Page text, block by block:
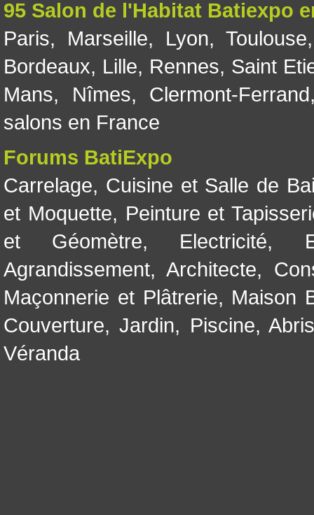
95 Salon de l'Habitat Batiexpo
Paris, Marseille, Lyon, Toulouse
Bordeaux, Lille, Rennes, Saint
Mans, Nîmes, Clermont-Ferrand
salons en France
Forums BatiExpo
Carrelage, Cuisine et Salle de
et Moquette, Peinture et
et Géomètre, Electricité,
Agrandissement, Architecte,
Maçonnerie et Plâtrerie, Maison
Couverture,Jardin, Piscine,
Véranda